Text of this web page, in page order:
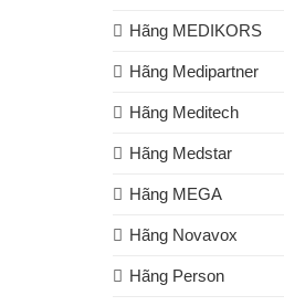
Hãng MEDIKORS
Hãng Medipartner
Hãng Meditech
Hãng Medstar
Hãng MEGA
Hãng Novavox
Hãng Person